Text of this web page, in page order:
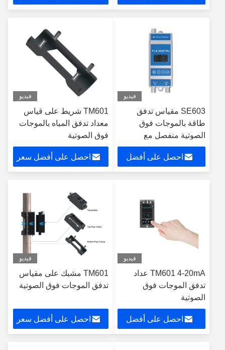
فيديو
SE603 مقياس تدفق
طاقة بالموجات فوق
الصوتية منفصل مع
RS485
احصل على أفضل
فيديو
TM601 شريط على قياس
معداد تدفق المياه بالموجات
فوق الصوتية
احصل على أفضل سعر
فيديو
TM601 4-20mA عداد
تدفق الموجات فوق
الصوتية
احصل على أفضل
فيديو
TM601 مشبك على مقياس
تدفق الموجات فوق الصوتية
احصل على أفضل سعر